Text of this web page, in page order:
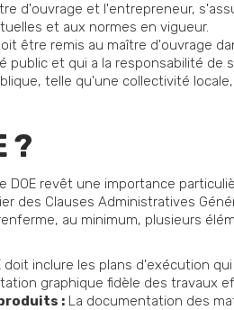
d'ouvrage et l'entrepreneur,
et aux normes en vigueur.
être remis au maître d'ouvrage
public et qui a la responsabilité de
telle qu'une collectivité
?
DOE revêt une importance
des Clauses Administratives
au minimum, plusieurs
doit inclure les plans d'exécution
graphique fidèle des travaux
: La documentation des